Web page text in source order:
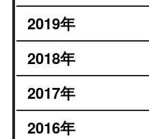
2019年
2018年
2017年
2016年